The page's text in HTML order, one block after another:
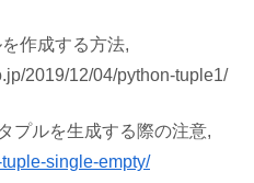
作成する方法,
2019/12/04/python-tuple1/
プルを生成する際の注意,
single-empty/